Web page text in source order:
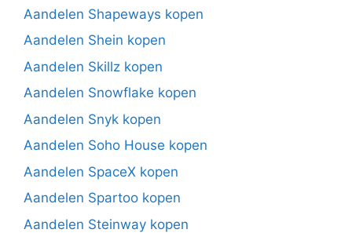
Aandelen Shapeways kopen
Aandelen Shein kopen
Aandelen Skillz kopen
Aandelen Snowflake kopen
Aandelen Snyk kopen
Aandelen Soho House kopen
Aandelen SpaceX kopen
Aandelen Spartoo kopen
Aandelen Steinway kopen